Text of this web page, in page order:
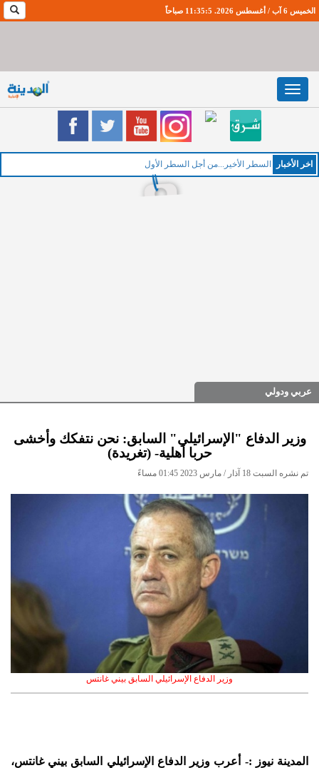
الخميس 6 آب / أغسطس 2026. 11:35:6 صباحاً
Toggle
navigation
اخر اﻷخبار الخم
عربي ودولي
وزير الدفاع "الإسرائيلي" السابق: نحن نتفكك وأخشى
حربا أهلية- (تغريدة)
تم نشره السبت 18 آذار / مارس 2023 01:45 مساءً
وزير الدفاع الإسرائيلي السابق بيني غانتس
المدينة نيوز :- أعرب وزير الدفاع الإسرائيلي السابق بيني غانتس،